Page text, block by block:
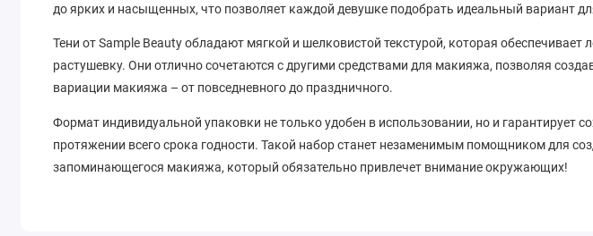
до ярких и насыщенных, что позволяет каждой девушке подобрать идеальный вариант
Тени от Sample Beauty обладают мягкой и шелковистой текстурой, которая обеспечивает
растушевку. Они отлично сочетаются с другими средствами для макияжа, позволяя
вариации макияжа – от повседневного до праздничного.
Формат индивидуальной упаковки не только удобен в использовании, но и гарантирует
протяжении всего срока годности. Такой набор станет незаменимым помощником для
запоминающегося макияжа, который обязательно привлечет внимание окружающих!